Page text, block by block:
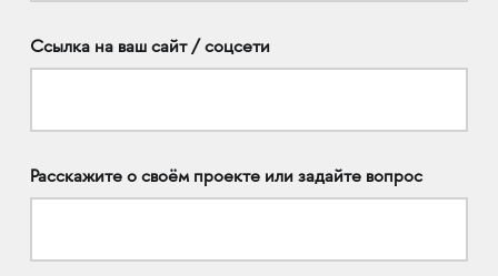
Ссылка на ваш сайт / соцсети
Расскажите о своём проекте или задайте вопрос